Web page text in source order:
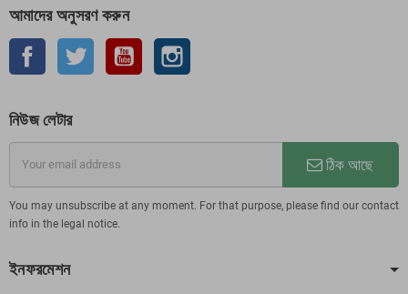
আমাদের অনুসরণ করুন
ফেসবুক টুইটার ইউটিউব
নিউজ লেটার
ঠিক আছে
You may unsubscribe at any moment. For that purpose, please find our contact
info in the legal notice.
ইনফরমেশন